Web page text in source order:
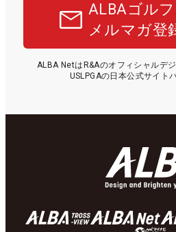
ALBAゴル
メルマガ登
ALBA NetはR&Aのオフィシャルデ
USLPGAの日本公式サイト